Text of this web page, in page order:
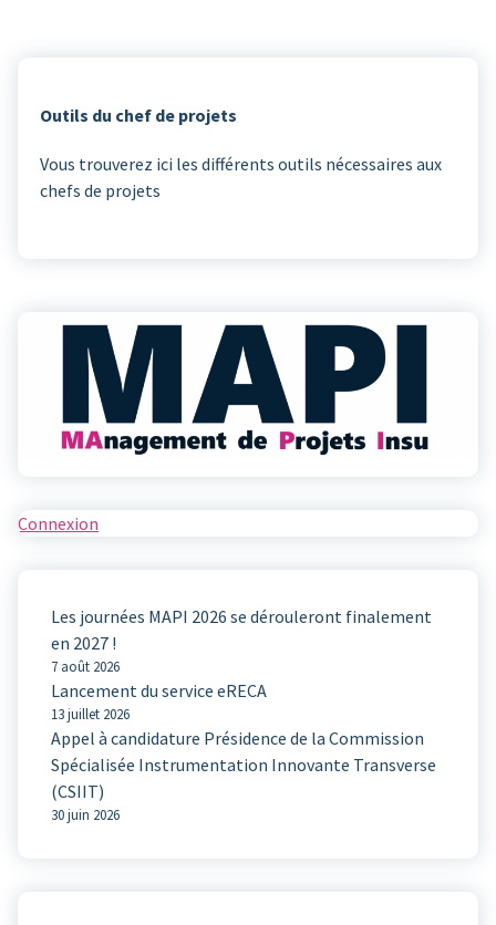
Outils du chef de projets
Vous trouverez ici les différents outils nécessaires aux
chefs de projets
Connexion
Les journées MAPI 2026 se dérouleront finalement
en 2027 !
7 août 2026
Lancement du service eRECA
13 juillet 2026
Appel à candidature Présidence de la Commission
Spécialisée Instrumentation Innovante Transverse
(CSIIT)
30 juin 2026